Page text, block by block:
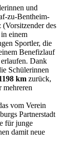
und
zu-Bentheim-
des
einem
Sportler, die
Benefizlauf
Dank
Schülerinnen
km zurück,
mehreren
vom Verein
Partnerstadt
für junge
damit neue